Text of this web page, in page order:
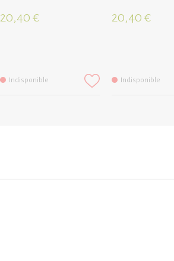
20,40 €
Indisponible
20,40 €
Indisponible